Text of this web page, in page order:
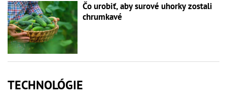
Čo urobiť, aby surové uhorky zostali
chrumkavé
TECHNOLÓGIE